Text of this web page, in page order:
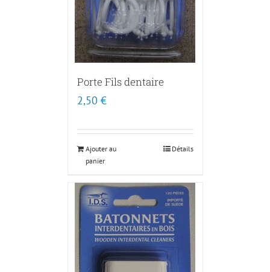
Porte Fils dentaire
2,50 €
Ajouter au
panier
Détails